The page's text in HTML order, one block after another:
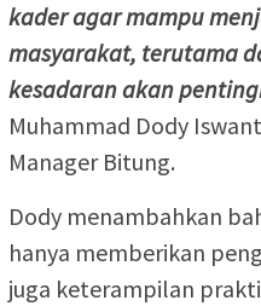
kader agar mampu
masyarakat, terutama
kesadaran akan
Muhammad Dody
Manager Bitung.
Dody menambahkan
hanya memberikan
juga keterampilan